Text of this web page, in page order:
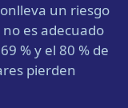
un riesgo
es adecuado
% y el 80 % de
pierden